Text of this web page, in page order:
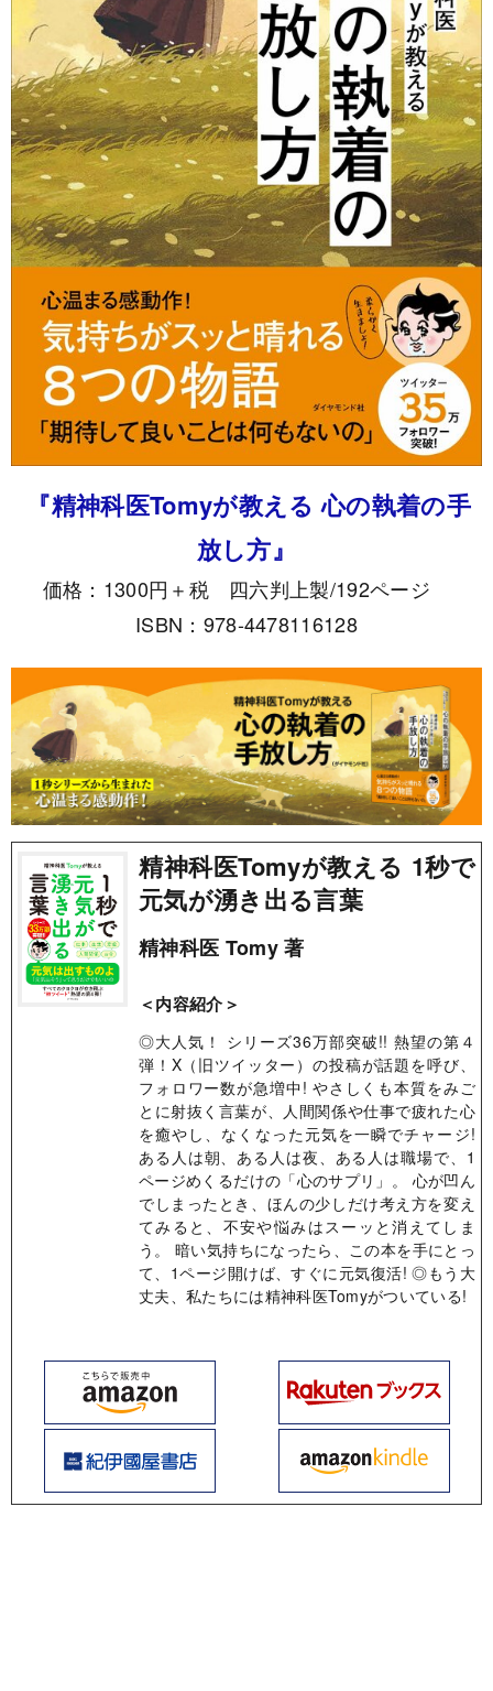
『精神科医Tomyが教える 心の執着の手
放し方』
価格：1300円＋税 四六判上製/192ページ
ISBN：978-4478116128
精神科医Tomyが教える 1秒で
元気が湧き出る言葉
精神科医 Tomy 著
＜内容紹介＞
◎大人気！ シリーズ36万部突破!! 熱望の第４
弾！ ​X（旧ツイッター）の投稿が話題を呼び、
フォロワー数が急増中! やさしくも本質をみご
とに射抜く言葉が、人間関係や仕事で疲れた心
を癒やし、なくなった元気を一瞬でチャージ!
ある人は朝、ある人は夜、ある人は職場で、1
ページめくるだけの「心のサプリ」。 心が凹ん
でしまったとき、ほんの少しだけ考え方を変え
てみると、不安や悩みはスーッと消えてしま
う。 暗い気持ちになったら、この本を手にとっ
て、1ページ開けば、すぐに元気復活! ◎もう大
丈夫、私たちには精神科医Tomyがついている!